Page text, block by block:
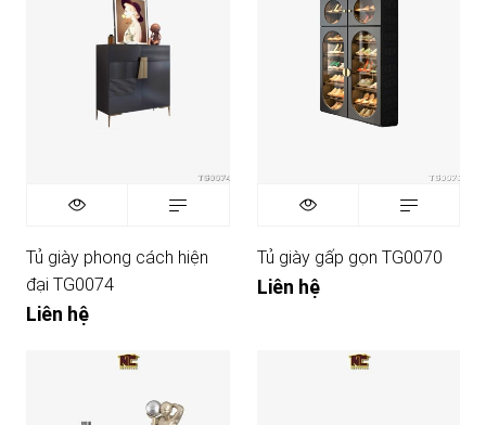
Tủ giày phong cách hiện
đại TG0074
Liên hệ
Tủ giày gấp gọn TG0070
Liên hệ